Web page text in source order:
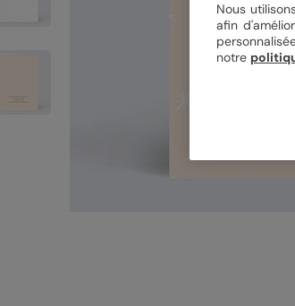
Nous
afin
notre